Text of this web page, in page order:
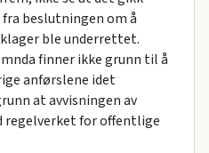
beslutningen om å
ble underrettet.
finner ikke grunn til å
anførslene idet
at avvisningen av
regelverket for offentlige